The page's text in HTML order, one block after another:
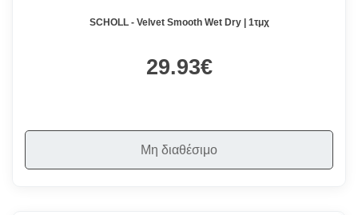
SCHOLL - Velvet Smooth Wet Dry | 1τμχ
29.93€
Μη διαθέσιμο